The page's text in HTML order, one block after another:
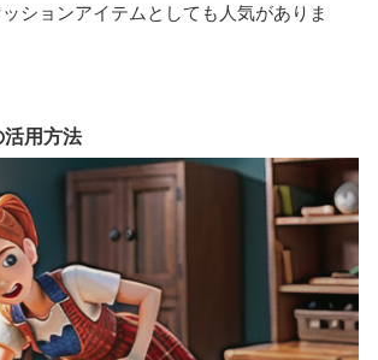
ションアイテムとしても人気がありま
活用方法